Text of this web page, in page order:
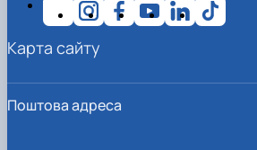
Поштова адреса
Карта сайту